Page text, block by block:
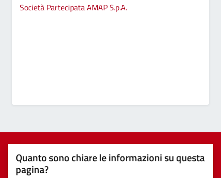
Società Partecipata AMAP S.p.A.
Quanto sono chiare le informazioni su questa
pagina?